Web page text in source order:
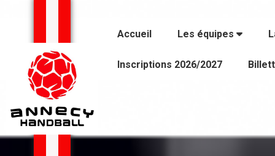
Accueil Les équipes
Inscriptions 2026/2027